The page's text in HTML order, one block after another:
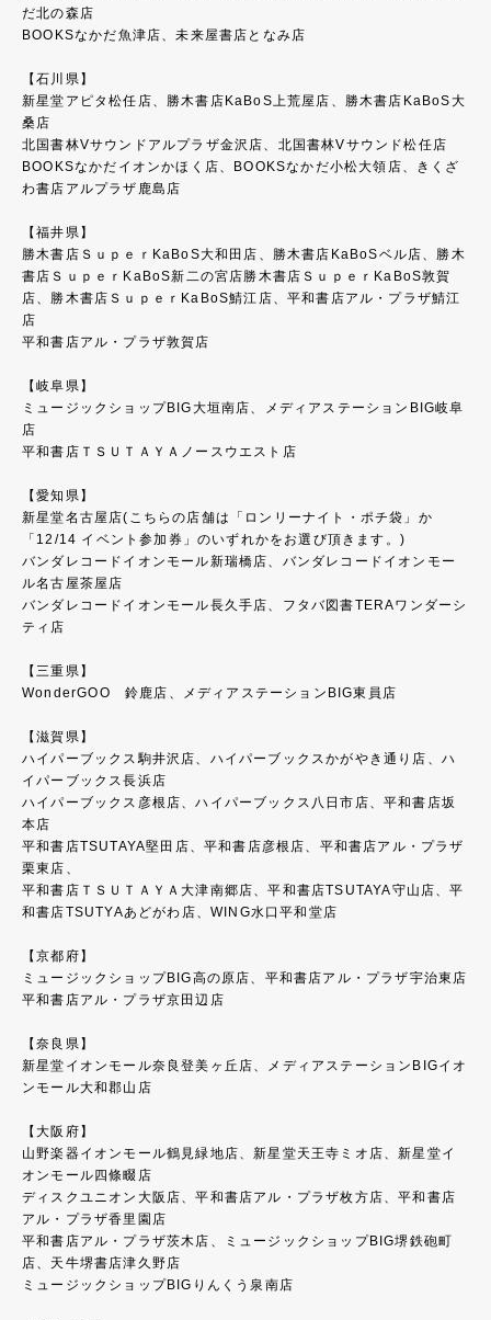
だ北の森店
BOOKSなかだ魚津店、未来屋書店となみ店
【石川県】
新星堂アピタ松任店、勝木書店KaBoS上荒屋店、勝木書店KaBoS大
桑店
北国書林Vサウンドアルプラザ金沢店、北国書林Vサウンド松任店
BOOKSなかだイオンかほく店、BOOKSなかだ小松大領店、きくざ
わ書店アルプラザ鹿島店
【福井県】
勝木書店ＳｕｐｅｒKaBoS大和田店、勝木書店KaBoSベル店、勝木
書店ＳｕｐｅｒKaBoS新二の宮店勝木書店ＳｕｐｅｒKaBoS敦賀
店、勝木書店ＳｕｐｅｒKaBoS鯖江店、平和書店アル・プラザ鯖江
店
平和書店アル・プラザ敦賀店
【岐阜県】
ミュージックショップBIG大垣南店、メディアステーションBIG岐阜
店
平和書店ＴＳＵＴＡＹＡノースウエスト店
【愛知県】
新星堂名古屋店(こちらの店舗は「ロンリーナイト・ポチ袋」か
「12/14 イベント参加券」のいずれかをお選び頂きます。)
バンダレコードイオンモール新瑞橋店、バンダレコードイオンモー
ル名古屋茶屋店
バンダレコードイオンモール長久手店、フタバ図書TERAワンダーシ
ティ店
【三重県】
WonderGOO 鈴鹿店、メディアステーションBIG東員店
【滋賀県】
ハイパーブックス駒井沢店、ハイパーブックスかがやき通り店、ハ
イパーブックス長浜店
ハイパーブックス彦根店、ハイパーブックス八日市店、平和書店坂
本店
平和書店TSUTAYA堅田店、平和書店彦根店、平和書店アル・プラザ
栗東店、
平和書店ＴＳＵＴＡＹＡ大津南郷店、平和書店TSUTAYA守山店、平
和書店TSUTYAあどがわ店、WING水口平和堂店
【京都府】
ミュージックショップBIG高の原店、平和書店アル・プラザ宇治東店
平和書店アル・プラザ京田辺店
【奈良県】
新星堂イオンモール奈良登美ヶ丘店、メディアステーションBIGイオ
ンモール大和郡山店
【大阪府】
山野楽器イオンモール鶴見緑地店、新星堂天王寺ミオ店、新星堂イ
オンモール四條畷店
ディスクユニオン大阪店、平和書店アル・プラザ枚方店、平和書店
アル・プラザ香里園店
平和書店アル・プラザ茨木店、ミュージックショップBIG堺鉄砲町
店、天牛堺書店津久野店
ミュージックショップBIGりんくう泉南店